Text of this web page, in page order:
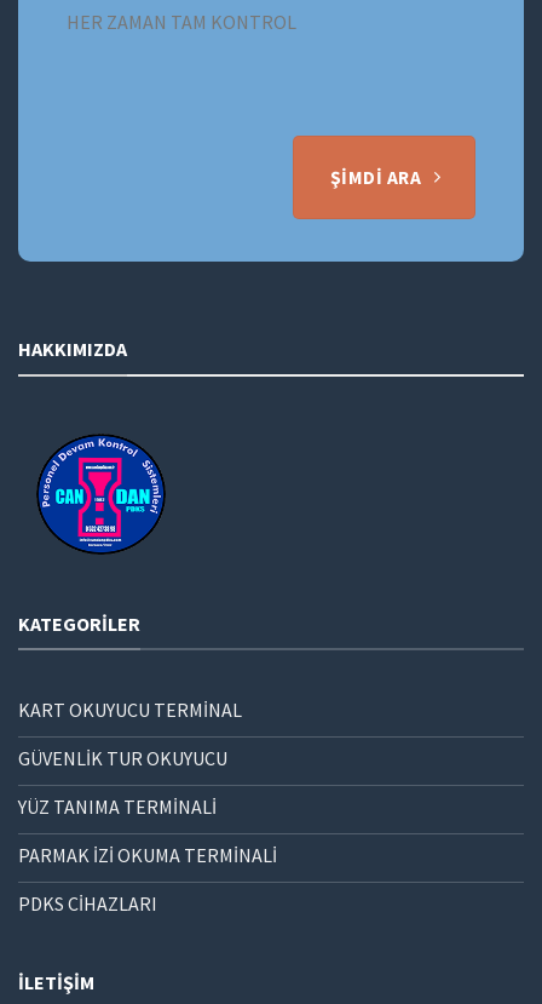
HER ZAMAN TAM KONTROL
ŞIMDI ARA
HAKKIMIZDA
KATEGORILER
KART OKUYUCU TERMİNAL
GÜVENLİK TUR OKUYUCU
YÜZ TANIMA TERMİNALİ
PARMAK İZİ OKUMA TERMİNALİ
PDKS CİHAZLARI
İLETIŞIM